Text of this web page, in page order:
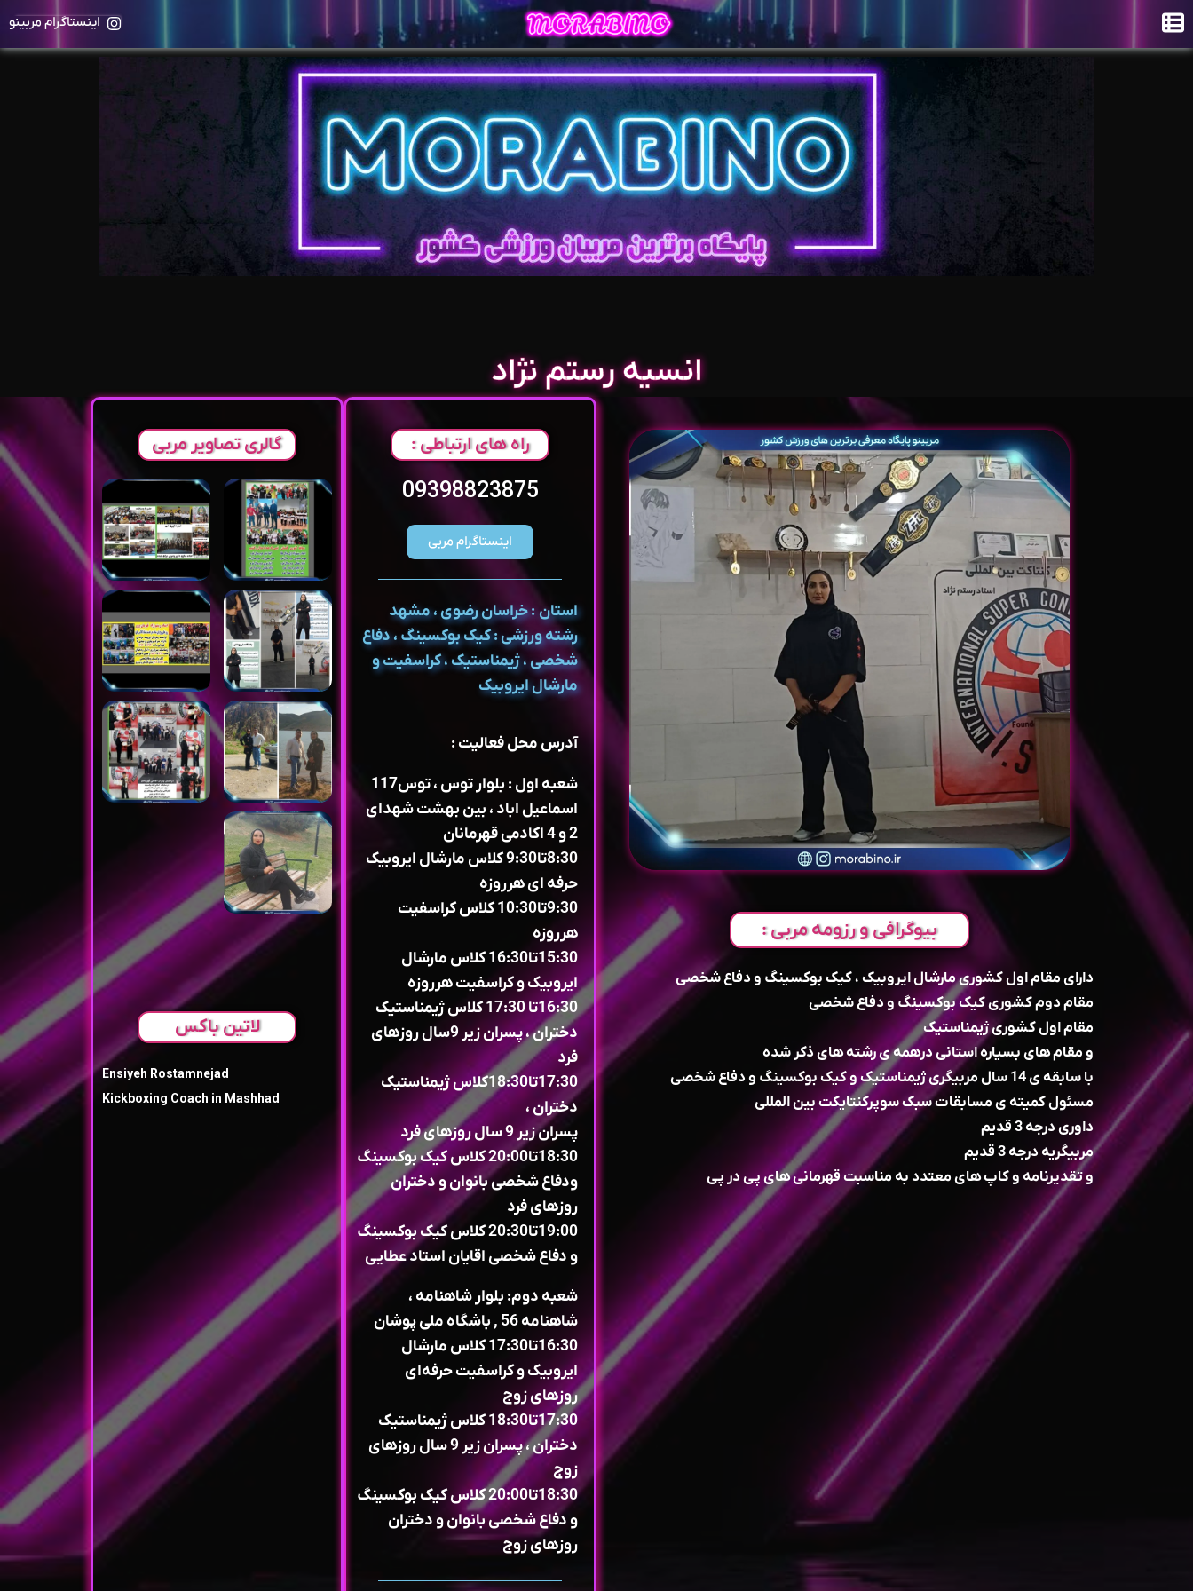
اینستاگرام مربینو
انسیه رستم نژاد
بیوگرافی و رزومه مربی :
دارای مقام اول کشوری مارشال ایروبیک ، کیک بوکسینگ و دفاع شخصی
مقام دوم کشوری کیک بوکسینگ و دفاع شخصی
مقام اول کشوری ژیمناستیک
و مقام های بسیاره استانی درهمه ی رشته های ذکر شده
با سابقه ی 14 سال مربیگری ژیمناستیک و کیک بوکسینگ و دفاع شخصی
مسئول کمیته ی مسابقات سبک سوپرکنتایکت بین المللی
داوری درجه 3 قدیم
مربیگریه درجه 3 قدیم
و تقدیرنامه و کاپ های معتدد به مناسبت قهرمانی های پی در پی
راه های ارتباطی :
09398823875
اینستاگرام مربی
استان : خراسان رضوی ، مشهد
رشته ورزشی : کیک بوکسینگ ، دفاع
شخصی ، ژیمناستیک ، کراسفیت و
مارشال ایروبیک
آدرس محل فعالیت :
شعبه اول : بلوار توس ، توس117
اسماعیل اباد ، بین بهشت شهدای
2 و 4 اکادمی قهرمانان
8:30تا9:30 کلاس مارشال ایروبیک
حرفه ای هرروزه
9:30تا10:30 کلاس کراسفیت
هرروزه
15:30تا16:30 کلاس مارشال
ایروبیک و کراسفیت هرروزه
16:30تا 17:30 کلاس ژیمناستیک
دختران ، پسران زیر 9سال روزهای
فرد
17:30تا18:30کلاس ژیمناستیک
دختران ،
پسران زیر 9 سال روزهای فرد
18:30تا20:00 کلاس کیک بوکسینگ
ودفاع شخصی بانوان و دختران
روزهای فرد
19:00تا20:30 کلاس کیک بوکسینگ
و دفاع شخصی اقایان استاد عطایی
شعبه دوم: بلوار شاهنامه ،
شاهنامه 56 , باشگاه ملی پوشان
16:30تا17:30 کلاس مارشال
ایروبیک و کراسفیت حرفه‌ای
روزهای زوج
17:30تا18:30 کلاس ژیمناستیک
دختران ، پسران زیر 9 سال روزهای
زوج
18:30تا20:00 کلاس کیک بوکسینگ
و دفاع شخصی بانوان و دختران
روزهای زوج
گالری تصاویر مربی
لاتین باکس
Ensiyeh Rostamnejad
Kickboxing Coach in Mashhad